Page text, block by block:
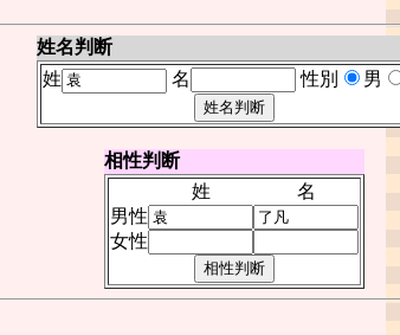
姓名判断
姓
名 性別 男
相性判断
姓
名
男性
女性